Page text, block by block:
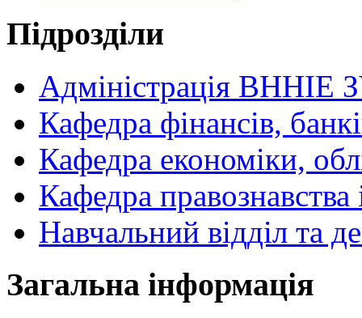
Підрозділи
Адміністрація ВННІЕ
Кафедра фінансів,
Кафедра економіки,
Кафедра
Навчальний відділ та
Загальна інформація